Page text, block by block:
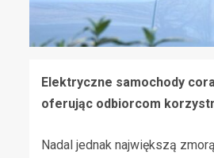
Elektryczne samochody
oferując odbiorcom
Nadal jednak największą